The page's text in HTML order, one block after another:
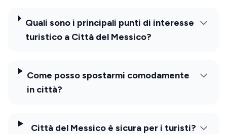
Quali sono i principali punti di interesse
turistico a Città del Messico?
Come posso spostarmi comodamente
in città?
Città del Messico è sicura per i turisti?